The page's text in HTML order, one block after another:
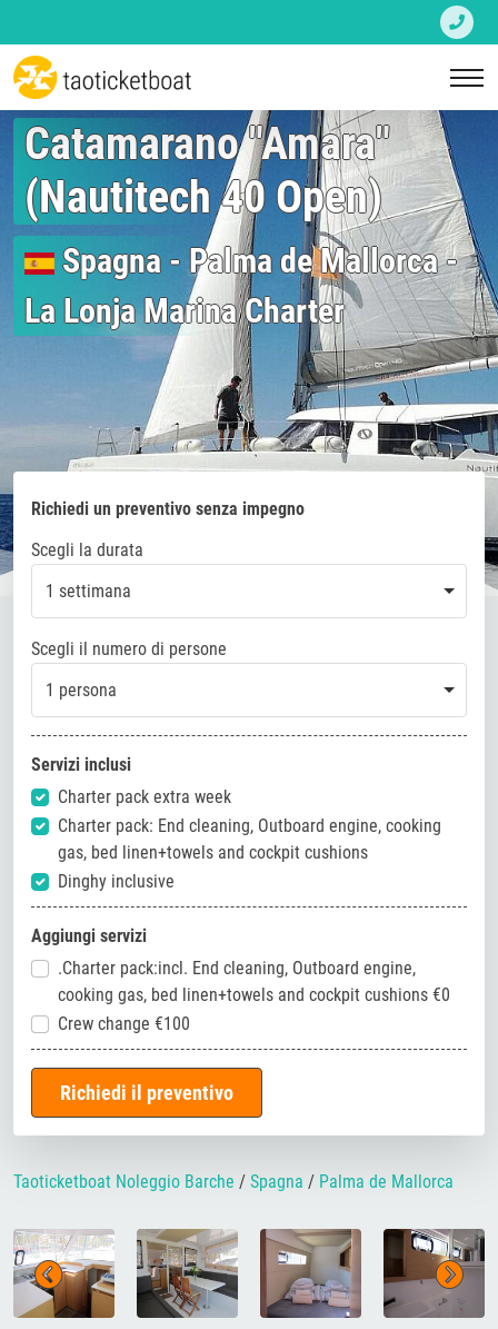
Catamarano "Amara"
(Nautitech 40 Open)
Spagna-Palma de Mallorca-
La Lonja Marina Charter
Richiedi un preventivo senza impegno
Scegli la durata
1 settimana
Scegli il numero di persone
1 persona
Servizi inclusi
Charter pack extra week
Charter pack: End cleaning, Outboard engine, cooking
gas, bed linen+towels and cockpit cushions
Dinghy inclusive
Aggiungi servizi
.Charter pack:incl. End cleaning, Outboard engine,
cooking gas, bed linen+towels and cockpit cushions €0
Crew change €100
Richiedi il preventivo
Taoticketboat Noleggio Barche / Spagna / Palma de Mallorca